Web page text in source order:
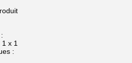
x 1
: